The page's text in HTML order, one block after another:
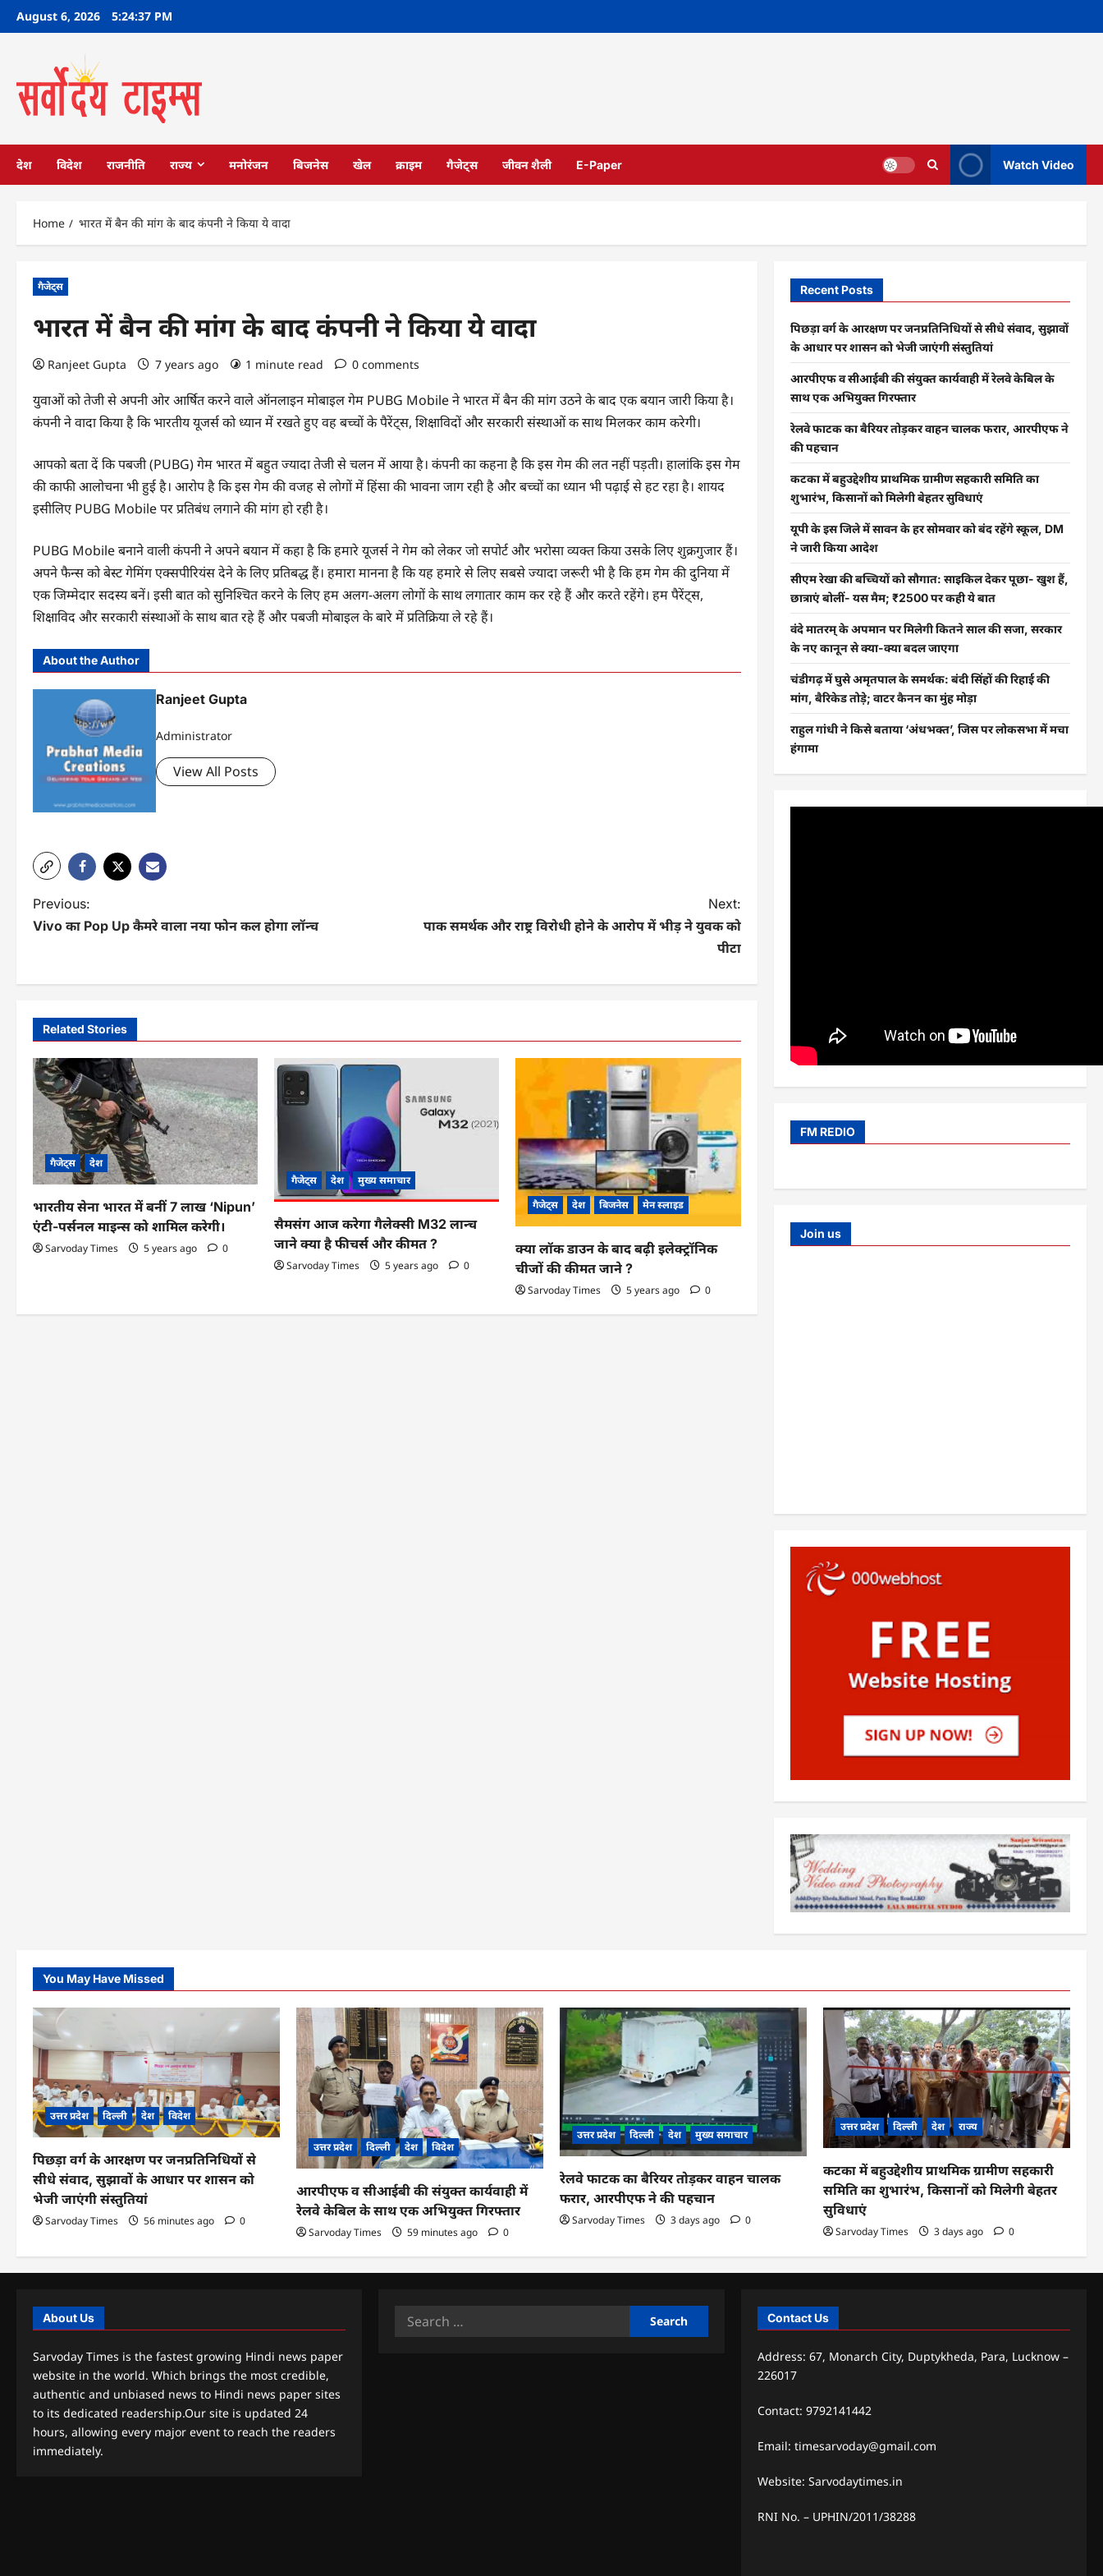
SkipAugust 6, 2026 5:24:37 PM
देश विदेश राजनीति राज्य मनोरंजन बिजनेस खेल क्राइम गैजेट्स जीवन शैली E-Paper Watch Video
Home भारत में बैन की मांग के बाद कंपनी ने किया ये वादा
गैजेट्स
भारत में बैन की मांग के बाद कंपनी ने किया ये वादा
Ranjeet Gupta 7 years ago 1 minute read 0 comments
युवाओं को तेजी से अपनी ओर आर्षित करने वाले ऑनलाइन मोबाइल गेम PUBG Mobile ने भारत में बैन की मांग उठने के बाद एक बयान जारी किया है।
कंपनी ने वादा किया है कि भारतीय यूजर्स को ध्यान में रखते हुए वह बच्चों के पैरेंट्स, शिक्षाविदों और सरकारी संस्थाओं क साथ मिलकर काम करेगी।
आपको बता दें कि पबजी (PUBG) गेम भारत में बहुत ज्यादा तेजी से चलन में आया है। कंपनी का कहना है कि इस गेम की लत नहीं पड़ती। हालांकि इस गेम
की काफी आलोचना भी हुई है। आरोप है कि इस गेम की वजह से लोगों में हिंसा की भावना जाग रही है और बच्चों का ध्यान भी पढ़ाई से हट रहा है। शायद
इसीलिए PUBG Mobile पर प्रतिबंध लगाने की मांग हो रही है।
PUBG Mobile बनाने वाली कंपनी ने अपने बयान में कहा है कि हमारे यूजर्स ने गेम को लेकर जो सपोर्ट और भरोसा व्यक्त किया उसके लिए शुक्रगुजार हैं।
अपने फैन्स को बेस्ट गेमिंग एक्सपीरियंस देने के लिए प्रतिबद्ध हैं। हमारा मानना है कि यह हमारे से लिए सबसे ज्यादा जरूरी भी है कि हम गेम की दुनिया में
एक जिम्मेदार सदस्य बनें। इसी बात को सुनिश्चित करने के लिए हम अलग-अलग लोगों के साथ लगातार काम कर रहे हैं और करते रहेंगे। हम पैरेंट्स,
शिक्षाविद और सरकारी संस्थाओं के साथ बात रहे हैं और पबजी मोबाइल के बारे में प्रतिक्रिया ले रहे हैं।
About the Author
Ranjeet Gupta
Administrator
View All Posts
P
o
n
a
v
i
g
a
t
i
Previous:
Vivo का Pop Up कैमरे वाला नया फोन कल होगा लॉन्च
Next:
पाक समर्थक और राष्ट्र विरोधी होने के आरोप में भीड़ ने युवक को
पीटा
Related Stories
गैजेट्स देश
भारतीय सेना भारत में बनीं 7 लाख ‘Nipun’
एंटी-पर्सनल माइन्स को शामिल करेगी।
Sarvoday Times 5 years ago 0
गैजेट्स देश मुख्य समाचार
सैमसंग आज करेगा गैलेक्सी M32 लान्च
जाने क्या है फीचर्स और कीमत ?
Sarvoday Times 5 years ago 0
गैजेट्स देश बिजनेस मेन स्लाइड
क्या लॉक डाउन के बाद बढ़ी इलेक्ट्रॉनिक
चीजों की कीमत जाने ?
Sarvoday Times 5 years ago 0
Recent Posts
पिछड़ा वर्ग के आरक्षण पर जनप्रतिनिधियों से सीधे संवाद, सुझावों
के आधार पर शासन को भेजी जाएंगी संस्तुतियां
आरपीएफ व सीआईबी की संयुक्त कार्यवाही में रेलवे केबिल के
साथ एक अभियुक्त गिरफ्तार
रेलवे फाटक का बैरियर तोड़कर वाहन चालक फरार, आरपीएफ ने
की पहचान
कटका में बहुउद्देशीय प्राथमिक ग्रामीण सहकारी समिति का
शुभारंभ, किसानों को मिलेगी बेहतर सुविधाएं
यूपी के इस जिले में सावन के हर सोमवार को बंद रहेंगे स्कूल, DM
ने जारी किया आदेश
सीएम रेखा की बच्चियों को सौगात: साइकिल देकर पूछा- खुश हैं,
छात्राएं बोलीं- यस मैम; ₹2500 पर कही ये बात
वंदे मातरम् के अपमान पर मिलेगी कितने साल की सजा, सरकार
के नए कानून से क्या-क्या बदल जाएगा
चंडीगढ़ में घुसे अमृतपाल के समर्थक: बंदी सिंहों की रिहाई की
मांग, बैरिकेड तोड़े; वाटर कैनन का मुंह मोड़ा
राहुल गांधी ने किसे बताया ‘अंधभक्त’, जिस पर लोकसभा में मचा
हंगामा
FM REDIO
Join us
You May Have Missed
उत्तर प्रदेश दिल्ली देश विदेश
पिछड़ा वर्ग के आरक्षण पर जनप्रतिनिधियों से
सीधे संवाद, सुझावों के आधार पर शासन को
भेजी जाएंगी संस्तुतियां
Sarvoday Times 56 minutes ago 0
उत्तर प्रदेश दिल्ली देश विदेश
आरपीएफ व सीआईबी की संयुक्त कार्यवाही में
रेलवे केबिल के साथ एक अभियुक्त गिरफ्तार
Sarvoday Times 59 minutes ago 0
उत्तर प्रदेश दिल्ली देश मुख्य समाचार
रेलवे फाटक का बैरियर तोड़कर वाहन चालक
फरार, आरपीएफ ने की पहचान
Sarvoday Times 3 days ago 0
उत्तर प्रदेश दिल्ली देश राज्य
कटका में बहुउद्देशीय प्राथमिक ग्रामीण सहकारी
समिति का शुभारंभ, किसानों को मिलेगी बेहतर
सुविधाएं
Sarvoday Times 3 days ago 0
About Us
Sarvoday Times is the fastest growing Hindi news paper
website in the world. Which brings the most credible,
authentic and unbiased news to Hindi news paper sites
to its dedicated readership.Our site is updated 24
hours, allowing every major event to reach the readers
immediately.
Search
Contact Us
Address: 67, Monarch City, Duptykheda, Para, Lucknow –
226017
Contact: 9792141442
Email: timesarvoday@gmail.com
Website: Sarvodaytimes.in
RNI No. – UPHIN/2011/38288